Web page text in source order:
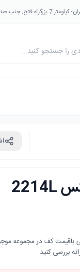
بهشهر. هایپر نانو جهانبخش
باقیمت کف در مجموعه
بررسی کنید